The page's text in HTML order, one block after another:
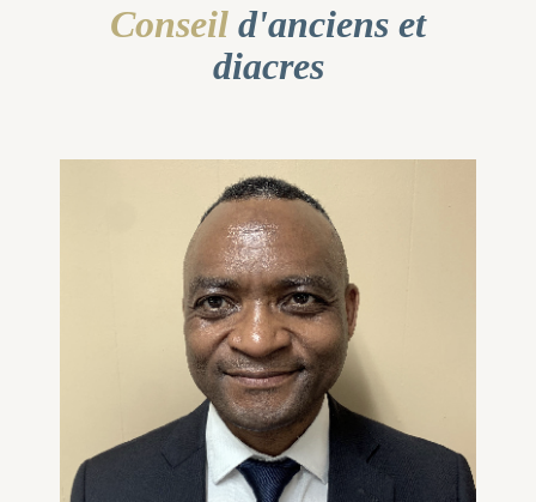
Conseil d'anciens et
diacres